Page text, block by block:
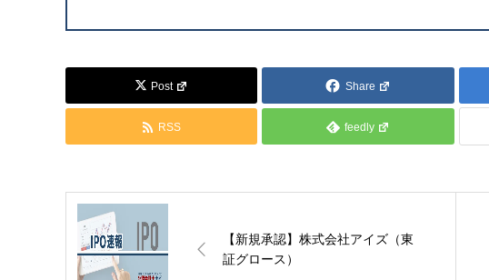
Post Share
RSS feedly
【新規承認】株式会社アイズ（東
証グロース）